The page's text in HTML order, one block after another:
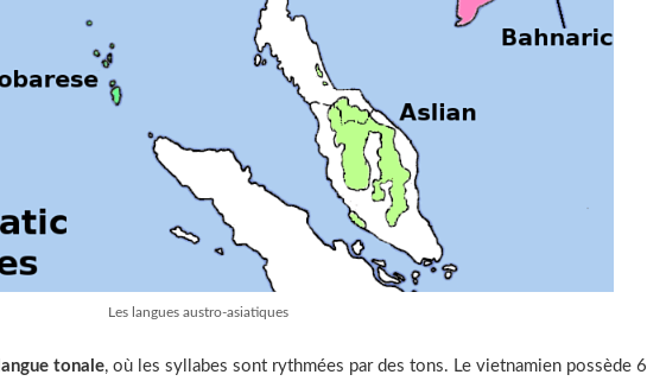
Les langues austro-asiatiques
langue tonale, où les syllabes sont rythmées par des tons. Le vietnamien possède 6